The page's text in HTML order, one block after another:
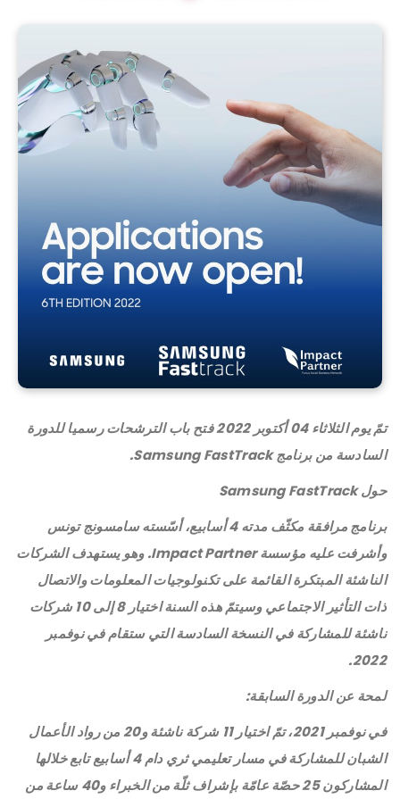
تمّ يوم الثلاثاء 04 أكتوبر 2022 فتح باب الترشحات رسميا للدورة
السادسة من برنامج Samsung FastTrack.
حول Samsung FastTrack
برنامج مرافقة مكثّف مدته 4 أسابيع، أسّسته سامسونج تونس
وأشرفت عليه مؤسسة Impact Partner. وهو يستهدف الشركات
الناشئة المبتكرة القائمة على تكنولوجيات المعلومات والاتصال
ذات التأثير الاجتماعي وسيتمّ هذه السنة اختيار 8 إلى 10 شركات
ناشئة للمشاركة في النسخة السادسة التي ستقام في نوفمبر
2022.
لمحة عن الدورة السابقة:
في نوفمبر 2021، تمّ اختيار 11 شركة ناشئة و20 من رواد الأعمال
الشبان للمشاركة في مسار تعليمي ثري دام 4 أسابيع تابع خلالها
المشاركون 25 حصّة عامّة بإشراف ثلّة من الخبراء و40 ساعة من